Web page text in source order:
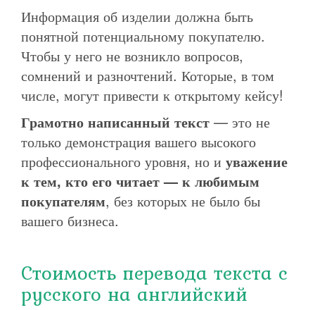
Информация об изделии должна быть
понятной потенциальному покупателю.
Чтобы у него не возникло вопросов,
сомнений и разночтений. Которые, в том
числе, могут привести к открытому кейсу!
Грамотно написанный текст — это не
только демонстрация вашего высокого
профессионального уровня, но и уважение
к тем, кто его читает — к любимым
покупателям, без которых не было бы
вашего бизнеса.
Стоимость перевода текста с
русского на английский